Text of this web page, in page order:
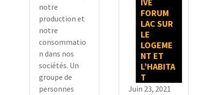
notre
production et
notre
consommatio
n dans nos
sociétés. Un
groupe de
personnes
FORUM
LAC SUR
LE
LOGEME
NT ET
L’HABITA
T
Juin 23, 2021